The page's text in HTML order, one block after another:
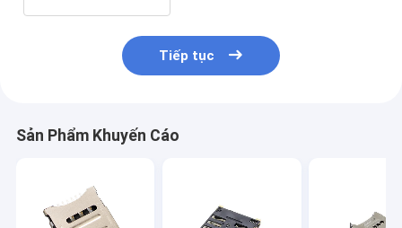
Tiếp tục
Sản Phẩm Khuyến Cáo